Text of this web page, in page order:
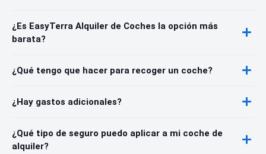
¿Es EasyTerra Alquiler de Coches la opción más
barata?
¿Qué tengo que hacer para recoger un coche?
¿Hay gastos adicionales?
¿Qué tipo de seguro puedo aplicar a mi coche de
alquiler?